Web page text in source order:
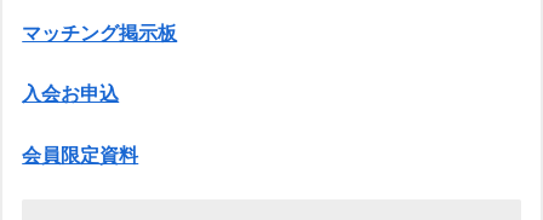
マッチング掲示板
入会お申込
会員限定資料